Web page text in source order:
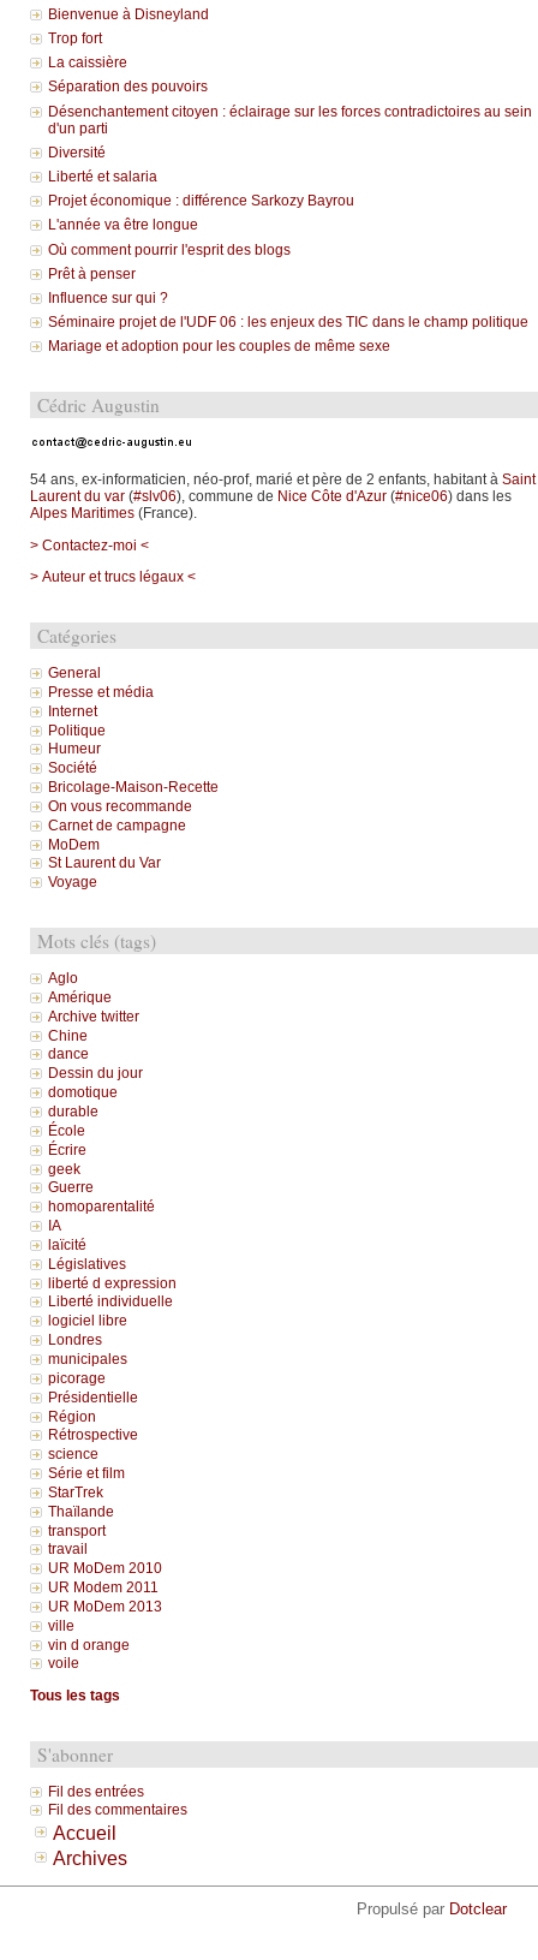
Bienvenue à Disneyland
Trop fort
La caissière
Séparation des pouvoirs
Désenchantement citoyen : éclairage sur les forces contradictoires au sein
d'un parti
Diversité
Liberté et salaria
Projet économique : différence Sarkozy Bayrou
L'année va être longue
Où comment pourrir l'esprit des blogs
Prêt à penser
Influence sur qui ?
Séminaire projet de l'UDF 06 : les enjeux des TIC dans le champ politique
Mariage et adoption pour les couples de même sexe
Cédric Augustin
54 ans, ex-informaticien, néo-prof, marié et père de 2 enfants, habitant à Saint
Laurent du var(#slv06), commune de Nice Côte d'Azur(#nice06) dans les
Alpes Maritimes(France).
> Contactez-moi <
> Auteur et trucs légaux <
Catégories
General
Presse et média
Internet
Politique
Humeur
Société
Bricolage-Maison-Recette
On vous recommande
Carnet de campagne
MoDem
St Laurent du Var
Voyage
Mots clés (tags)
Aglo
Amérique
Archive twitter
Chine
dance
Dessin du jour
domotique
durable
École
Écrire
geek
Guerre
homoparentalité
IA
laïcité
Législatives
liberté d expression
Liberté individuelle
logiciel libre
Londres
municipales
picorage
Présidentielle
Région
Rétrospective
science
Série et film
StarTrek
Thaïlande
transport
travail
UR MoDem 2010
UR Modem 2011
UR MoDem 2013
ville
vin d orange
voile
Tous les tags
S'abonner
Fil des entrées
Fil des commentaires
Accueil
Archives
Propulsé par Dotclear